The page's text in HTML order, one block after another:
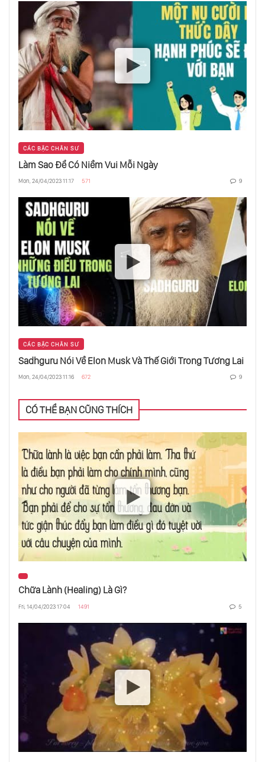
Điều Bất Ngờ Khi Đo Sóng Gamma Của
Sadhguru
Trò Chơi Điện Tử Tác Hại Đến Giới Trẻ Như
Thế Nào
Tình Dục Có Phải Là Một Điều Sai Trái Hay
Không
Tạo Ra Sự Thư Thái Bên Trong Bạn Mọi Lo
Hãy Làm Điều Này Với Sự Bất An - Lo Lắng -
Có Nên Kết Nối Với Thần Linh Không Và
Cách Tăng Nhận Thức Trong Bạn
Nuôi Dưỡng Và Phát Huy Tài Năng Của Con
Trẻ
Định Mệnh Và Số Phận Đều Do Bạn Tạo Ra -
Những Suy Nghĩ Lung Tung Sẽ Thao Túng
Tâm Trí Của Bạn
Chỉ Cần Thực Hiện Việc Đơn Giản Này Lo
Lắng Sẽ Giảm Ngay Lập Tức
Yoga - Khai Phá Tiềm Năng Bên Trong Con
Người Bạn
Kiến Tạo Bản Thân - Hạnh Phúc Từ Chính
Sức Mạnh Của Sự Chú Tâm - Dẫn Đến Mọi
Tự Tin Vào Chính Mình Hay Nên Nghi Ngờ
Bản Thân
Sự Kì Diệu Khi Thanh Lọc 5 Nguyên Tố
Trong Cơ Thể
Làm Sao Để Giữ Vững Động Lực Hướng Tới
CÁC BẬC CHÂN SƯ
Làm Sao Để Có Niềm Vui Mỗi Ngày
Mon, 24/04/2023 11:17 571 9
CÁC BẬC CHÂN SƯ
Sadhguru Nói Về Elon Musk Và Thế Giới Trong Tương Lai
Mon, 24/04/2023 11:16 672 9
CÓ THỂ BẠN CŨNG THÍCH
Chữa Lành (Healing) Là Gì?
Fri, 14/04/2023 17:04 1491 5